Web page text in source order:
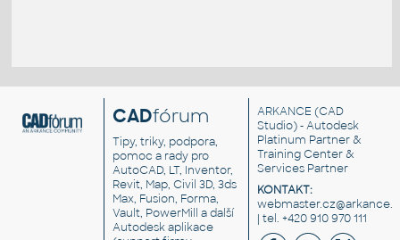
CADfórum
Tipy, triky, podpora,
pomoc a rady pro
AutoCAD, LT, Inventor,
Revit, Map, Civil 3D, 3ds
Max, Fusion, Forma,
Vault, PowerMill a další
Autodesk aplikace
ARKANCE (CAD
Studio) - Autodesk
Platinum Partner &
Training Center &
Services Partner
KONTAKT:
| tel. +420 910 970 111